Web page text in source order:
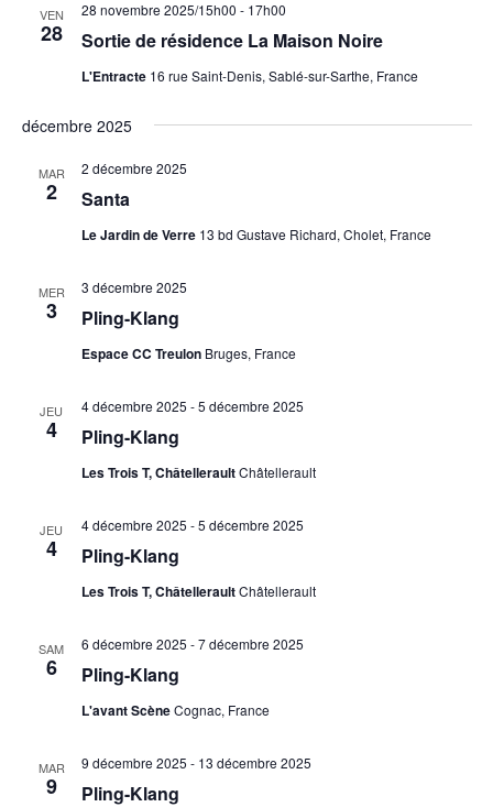
VEN
28 Sortie de résidence La Maison Noire
28 novembre 2025/15h00 - 17h00
L'Entracte 16 rue Saint-Denis, Sablé-sur-Sarthe, France
décembre 2025
MAR
2 Santa
2 décembre 2025
Le Jardin de Verre 13 bd Gustave Richard, Cholet, France
MER
3 Pling-Klang
3 décembre 2025
Espace CC Treulon Bruges, France
JEU
4 Pling-Klang
4 décembre 2025 -5 décembre 2025
Les Trois T, ChâtelleraultChâtellerault
JEU
4 Pling-Klang
4 décembre 2025 -5 décembre 2025
Les Trois T, ChâtelleraultChâtellerault
SAM
6 Pling-Klang
6 décembre 2025 -7 décembre 2025
L'avant ScèneCognac, France
MAR
9 Pling-Klang
9 décembre 2025 - 13 décembre 2025